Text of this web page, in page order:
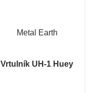
Metal Earth
Vrtulník UH-1 Huey